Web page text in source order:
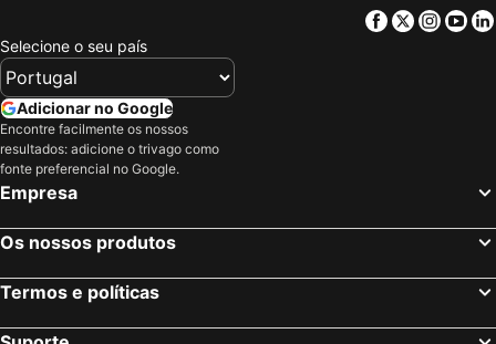
Facebook
Twitter
Selecione o seu país
Adicionar no Google
Encontre facilmente os nossos
resultados: adicione o trivago como
fonte preferencial no Google.
Empresa
Os nossos produtos
Termos e políticas